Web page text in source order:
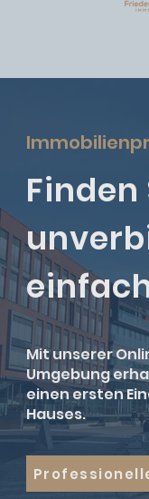
Mit unserer
Umgebung
einen ersten
Hauses.